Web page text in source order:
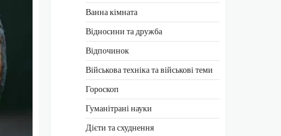
Ванна кімната
Відносини та дружба
Відпочинок
Військова техніка та військові теми
Гороскоп
Гуманітрані науки
Дієти та схуднення